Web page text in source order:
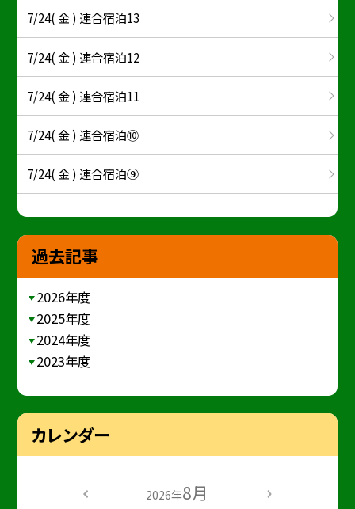
7/24( 金 ) 連合宿泊13
7/24( 金 ) 連合宿泊12
7/24( 金 ) 連合宿泊11
7/24( 金 ) 連合宿泊⑩
7/24( 金 ) 連合宿泊⑨
過去記事
2026年度
2025年度
2024年度
2023年度
カレンダー
2026年8月